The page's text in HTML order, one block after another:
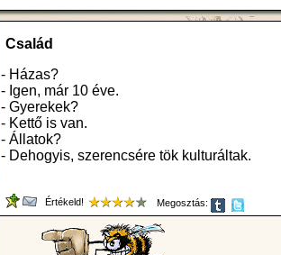
Család
- Házas?
- Igen, már 10 éve.
- Gyerekek?
- Kettő is van.
- Állatok?
- Dehogyis, szerencsére tök kulturáltak.
Értékeld! Megosztás: